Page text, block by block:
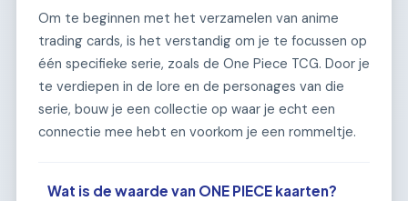
Om te beginnen met het verzamelen van anime
trading cards, is het verstandig om je te focussen op
één specifieke serie, zoals de One Piece TCG. Door je
te verdiepen in de lore en de personages van die
serie, bouw je een collectie op waar je echt een
connectie mee hebt en voorkom je een rommeltje.
Wat is de waarde van ONE PIECE kaarten?